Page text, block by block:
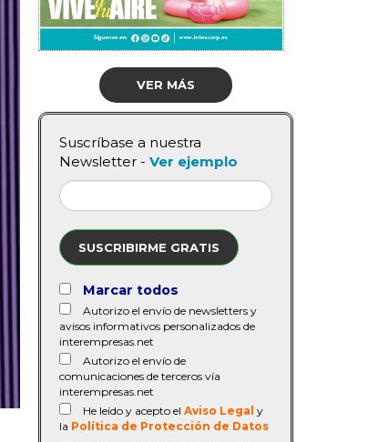
VER MÁS
Suscríbase a nuestra
Newsletter - Ver ejemplo
SUSCRIBIRME GRATIS
Marcar todos
Autorizo el envío de newsletters y
avisos informativos personalizados de
interempresas.net
Autorizo el envío de
comunicaciones de terceros vía
interempresas.net
He leído y acepto el Aviso Legal y
la Política de Protección de Datos